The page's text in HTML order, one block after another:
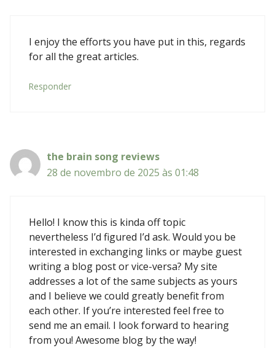
I enjoy the efforts you have put in this, regards
for all the great articles.
Responder
the brain song reviews
28 de novembro de 2025 às 01:48
Hello! I know this is kinda off topic
nevertheless I’d figured I’d ask. Would you be
interested in exchanging links or maybe guest
writing a blog post or vice-versa? My site
addresses a lot of the same subjects as yours
and I believe we could greatly benefit from
each other. If you’re interested feel free to
send me an email. I look forward to hearing
from you! Awesome blog by the way!